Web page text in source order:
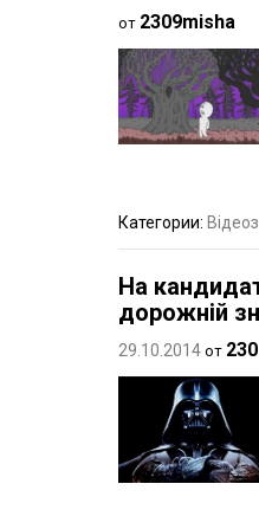
от 2309misha
Категории:
На
дорожній
29.10.2014 от